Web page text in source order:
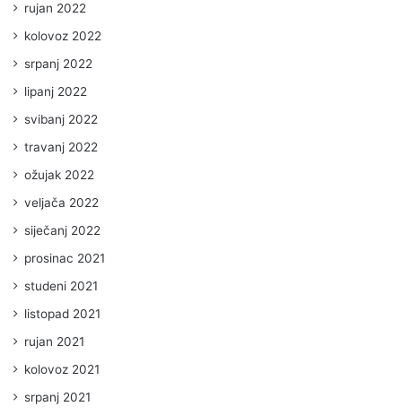
rujan 2022
kolovoz 2022
srpanj 2022
lipanj 2022
svibanj 2022
travanj 2022
ožujak 2022
veljača 2022
siječanj 2022
prosinac 2021
studeni 2021
listopad 2021
rujan 2021
kolovoz 2021
srpanj 2021